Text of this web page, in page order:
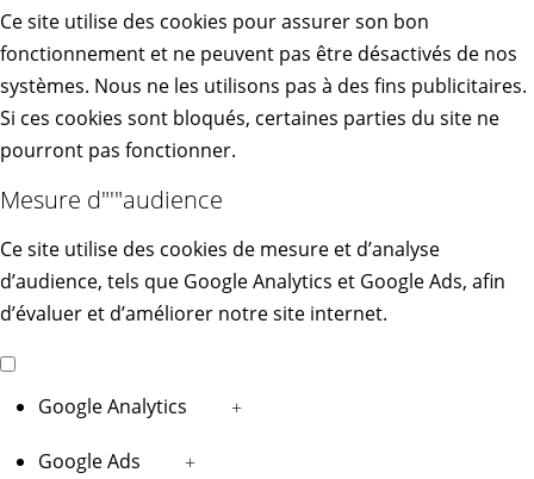
Ce site utilise des cookies pour assurer son bon
fonctionnement et ne peuvent pas être désactivés de nos
systèmes. Nous ne les utilisons pas à des fins publicitaires.
Si ces cookies sont bloqués, certaines parties du site ne
pourront pas fonctionner.
Mesure d"'"audience
Ce site utilise des cookies de mesure et d’analyse
d’audience, tels que Google Analytics et Google Ads, afin
d’évaluer et d’améliorer notre site internet.
Google Analytics +
Google Ads +